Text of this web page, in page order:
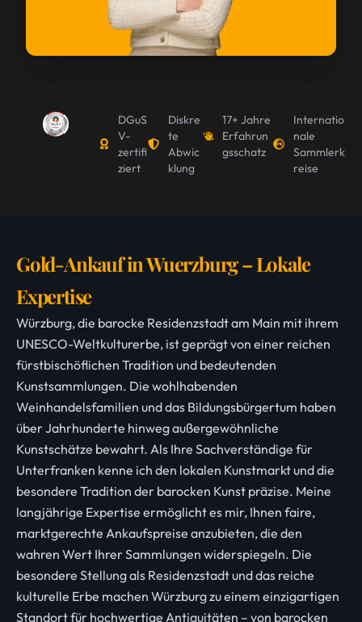
DGuS
V-
zertifi
ziert
Diskre
te
Abwic
klung
17+ Jahre
Erfahrun
gsschatz
Internatio
nale
Sammlerk
reise
Gold-Ankauf in Wuerzburg – Lokale
Expertise
Würzburg, die barocke Residenzstadt am Main mit ihrem
UNESCO-Weltkulturerbe, ist geprägt von einer reichen
fürstbischöflichen Tradition und bedeutenden
Kunstsammlungen. Die wohlhabenden
Weinhandelsfamilien und das Bildungsbürgertum haben
über Jahrhunderte hinweg außergewöhnliche
Kunstschätze bewahrt. Als Ihre Sachverständige für
Unterfranken kenne ich den lokalen Kunstmarkt und die
besondere Tradition der barocken Kunst präzise. Meine
langjährige Expertise ermöglicht es mir, Ihnen faire,
marktgerechte Ankaufspreise anzubieten, die den
wahren Wert Ihrer Sammlungen widerspiegeln. Die
besondere Stellung als Residenzstadt und das reiche
kulturelle Erbe machen Würzburg zu einem einzigartigen
Standort für hochwertige Antiquitäten – von barocken